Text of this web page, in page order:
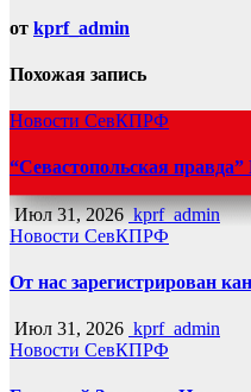
от kprf_admin
Похожая запись
Новости СевКПРФ
“Севастопольская
Июл 31, 2026 kprf_admin
Новости СевКПРФ
От нас зарегистрирован
Июл 31, 2026 kprf_admin
Новости СевКПРФ